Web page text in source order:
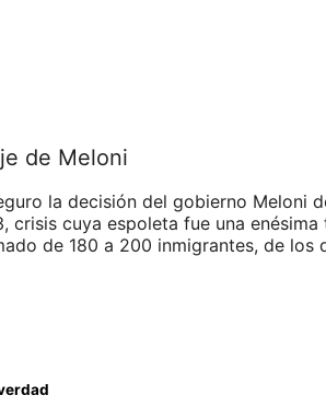
de Meloni
la decisión del gobierno Meloni
crisis cuya espoleta fue una
de 180 a 200 inmigrantes, de